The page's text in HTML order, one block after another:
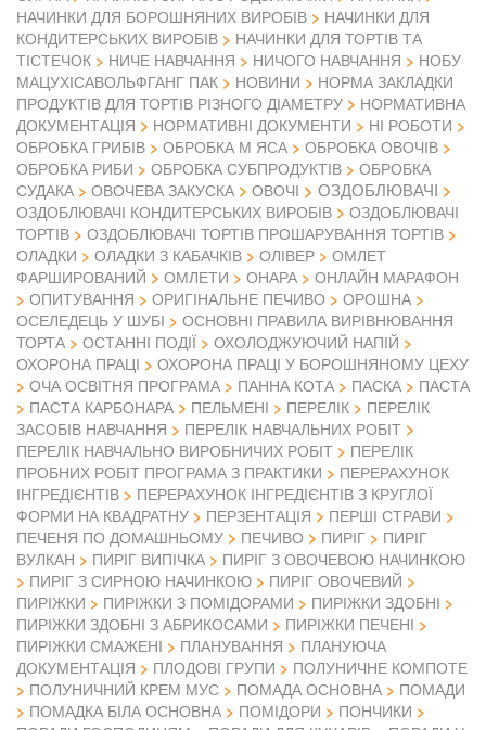
НАЧИНКИ ДЛЯ БОРОШНЯНИХ ВИРОБІВ
НАЧИНКИ ДЛЯ
КОНДИТЕРСЬКИХ ВИРОБІВ
НАЧИНКИ ДЛЯ ТОРТІВ ТА
ТІСТЕЧОК
НИЧЕ НАВЧАННЯ НИЧОГО НАВЧАННЯ
НОБУ
МАЦУХІСАВОЛЬФГАНГ ПАК
НОВИНИ
НОРМА ЗАКЛАДКИ
ПРОДУКТІВ ДЛЯ ТОРТІВ РІЗНОГО ДІАМЕТРУ
НОРМАТИВНА
ДОКУМЕНТАЦІЯ
НОРМАТИВНІ ДОКУМЕНТИ
НІ РОБОТИ
ОБРОБКА ГРИБІВ
ОБРОБКА М ЯСА
ОБРОБКА ОВОЧІВ
ОБРОБКА РИБИ
ОБРОБКА СУБПРОДУКТІВ
ОБРОБКА
СУДАКА
ОВОЧЕВА ЗАКУСКА ОВОЧІ ОЗДОБЛЮВАЧІ
ОЗДОБЛЮВАЧІ КОНДИТЕРСЬКИХ ВИРОБІВ
ОЗДОБЛЮВАЧІ
ТОРТІВ
ОЗДОБЛЮВАЧІ ТОРТІВ ПРОШАРУВАННЯ ТОРТІВ
ОЛАДКИ
ОЛАДКИ З КАБАЧКІВ ОЛІВЕР
ОМЛЕТ
ФАРШИРОВАНИЙ
ОМЛЕТИ ОНАРА
ОНЛАЙН МАРАФОН
ОПИТУВАННЯ
ОРИГІНАЛЬНЕ ПЕЧИВО
ОРОШНА
ОСЕЛЕДЕЦЬ У ШУБІ
ОСНОВНІ ПРАВИЛА ВИРІВНЮВАННЯ
ТОРТА
ОСТАННІ ПОДІЇ
ОХОЛОДЖУЮЧИЙ НАПІЙ
ОХОРОНА ПРАЦІ
ОХОРОНА ПРАЦІ У БОРОШНЯНОМУ ЦЕХУ
ОЧА ОСВІТНЯ ПРОГРАМА
ПАННА КОТА ПАСКА
ПАСТА
ПАСТА КАРБОНАРА
ПЕЛЬМЕНІ ПЕРЕЛІК
ПЕРЕЛІК
ЗАСОБІВ НАВЧАННЯ
ПЕРЕЛІК НАВЧАЛЬНИХ РОБІТ
ПЕРЕЛІК НАВЧАЛЬНО ВИРОБНИЧИХ РОБІТ
ПЕРЕЛІК
ПРОБНИХ РОБІТ ПРОГРАМА З ПРАКТИКИ
ПЕРЕРАХУНОК
ІНГРЕДІЄНТІВ
ПЕРЕРАХУНОК ІНГРЕДІЄНТІВ З КРУГЛОЇ
ФОРМИ НА КВАДРАТНУ
ПЕРЗЕНТАЦІЯ
ПЕРШІ СТРАВИ
ПЕЧЕНЯ ПО ДОМАШНЬОМУ
ПЕЧИВО ПИРІГ
ПИРІГ
ВУЛКАН
ПИРІГ ВИПІЧКА
ПИРІГ З ОВОЧЕВОЮ НАЧИНКОЮ
ПИРІГ З СИРНОЮ НАЧИНКОЮ
ПИРІГ ОВОЧЕВИЙ
ПИРІЖКИ
ПИРІЖКИ З ПОМІДОРАМИ
ПИРІЖКИ ЗДОБНІ
ПИРІЖКИ ЗДОБНІ З АБРИКОСАМИ
ПИРІЖКИ ПЕЧЕНІ
ПИРІЖКИ СМАЖЕНІ
ПЛАНУВАННЯ
ПЛАНУЮЧА
ДОКУМЕНТАЦІЯ
ПЛОДОВІ ГРУПИ
ПОЛУНИЧНЕ КОМПОТЕ
ПОЛУНИЧНИЙ КРЕМ МУС
ПОМАДА ОСНОВНА
ПОМАДИ
ПОМАДКА БІЛА ОСНОВНА
ПОМІДОРИ
ПОНЧИКИ